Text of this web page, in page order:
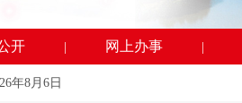
开 网上办事
年8月6日